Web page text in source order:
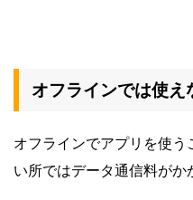
オフラインでは使え
オフラインでアプリを使
い所ではデータ通信料がか